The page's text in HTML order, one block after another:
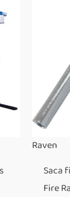
Raven
Saca
Fire